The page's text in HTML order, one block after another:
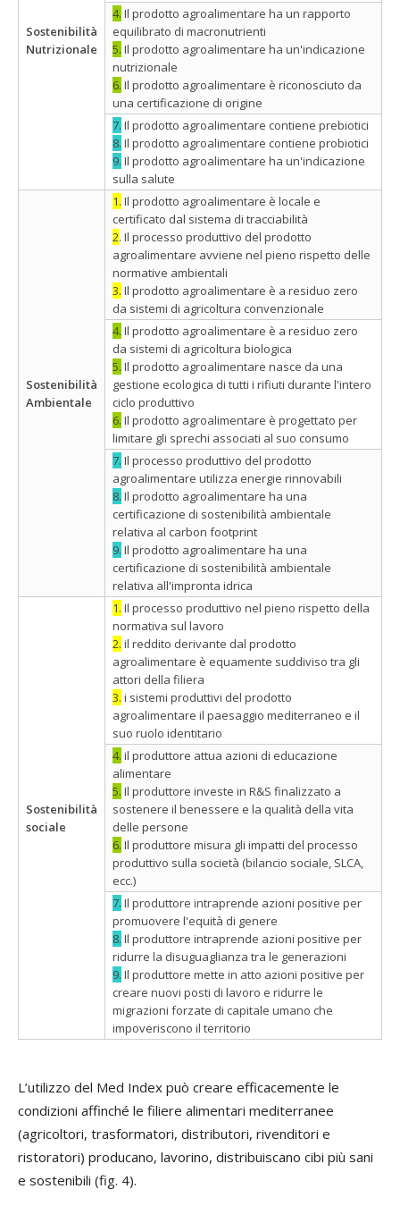
Sostenibilità
Nutrizionale
4. Il prodotto agroalimentare ha un rapporto
equilibrato di macronutrienti
5. Il prodotto agroalimentare ha un'indicazione
nutrizionale
6. Il prodotto agroalimentare è riconosciuto da
una certificazione di origine
7. Il prodotto agroalimentare contiene prebiotici
8. Il prodotto agroalimentare contiene probiotici
9. Il prodotto agroalimentare ha un'indicazione
sulla salute
Sostenibilità
Ambientale
1. Il prodotto agroalimentare è locale e
certificato dal sistema di tracciabilità
2. Il processo produttivo del prodotto
agroalimentare avviene nel pieno rispetto delle
normative ambientali
3. Il prodotto agroalimentare è a residuo zero
da sistemi di agricoltura convenzionale
4. Il prodotto agroalimentare è a residuo zero
da sistemi di agricoltura biologica
5. Il prodotto agroalimentare nasce da una
gestione ecologica di tutti i rifiuti durante l'intero
ciclo produttivo
6. Il prodotto agroalimentare è progettato per
limitare gli sprechi associati al suo consumo
7. Il processo produttivo del prodotto
agroalimentare utilizza energie rinnovabili
8. Il prodotto agroalimentare ha una
certificazione di sostenibilità ambientale
relativa al carbon footprint
9. Il prodotto agroalimentare ha una
certificazione di sostenibilità ambientale
relativa all'impronta idrica
Sostenibilità
sociale
1. Il processo produttivo nel pieno rispetto della
normativa sul lavoro
2. il reddito derivante dal prodotto
agroalimentare è equamente suddiviso tra gli
attori della filiera
3. i sistemi produttivi del prodotto
agroalimentare il paesaggio mediterraneo e il
suo ruolo identitario
4. il produttore attua azioni di educazione
alimentare
5. Il produttore investe in R&S finalizzato a
sostenere il benessere e la qualità della vita
delle persone
6. Il produttore misura gli impatti del processo
produttivo sulla società (bilancio sociale, SLCA,
ecc.)
7. Il produttore intraprende azioni positive per
promuovere l'equità di genere
8. Il produttore intraprende azioni positive per
ridurre la disuguaglianza tra le generazioni
9. Il produttore mette in atto azioni positive per
creare nuovi posti di lavoro e ridurre le
migrazioni forzate di capitale umano che
impoveriscono il territorio
L’utilizzo del Med Index può creare efficacemente le
condizioni affinché le filiere alimentari mediterranee
(agricoltori, trasformatori, distributori, rivenditori e
ristoratori) producano, lavorino, distribuiscano cibi più sani
e sostenibili (fig. 4).